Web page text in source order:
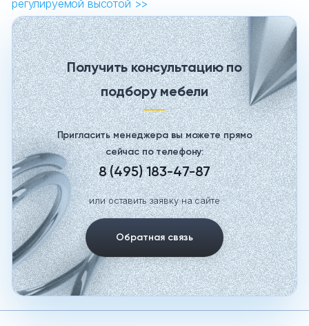
регулируемой высотой >>
Получить консультацию по
подбору мебели
Пригласить менеджера вы можете прямо
сейчас по телефону:
8 (495) 183-47-87
или оставить заявку на сайте
Обратная связь